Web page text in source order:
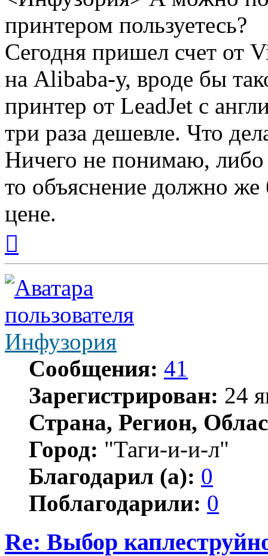
принтером пользуетесь?
Сегодня пришел счет от
на Alibaba-у, вроде бы
принтер от LeadJet с
три раза дешевле. Что
Ничего не понимаю,
то объяснение должно же
цене.
началу
Инфузория
Сообщения: 41
Зарегистрирован: 24
Страна, Регион,
Город: "Таги-и-и-л"
Благодарил (а): 0
Поблагодарили: 0
Re: Выбор